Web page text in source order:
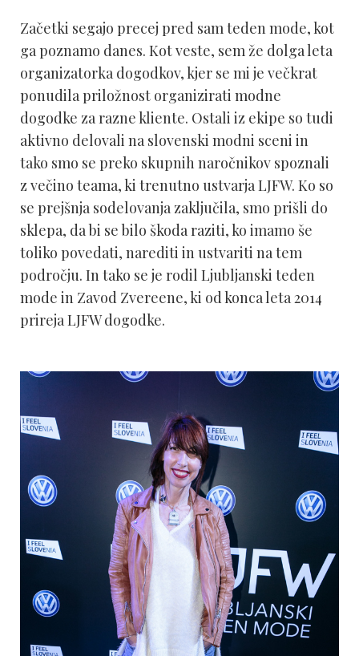
Začetki segajo precej pred sam teden mode, kot
ga poznamo danes. Kot veste, sem že dolga leta
organizatorka dogodkov, kjer se mi je večkrat
ponudila priložnost organizirati modne
dogodke za razne kliente. Ostali iz ekipe so tudi
aktivno delovali na slovenski modni sceni in
tako smo se preko skupnih naročnikov spoznali
z večino teama, ki trenutno ustvarja LJFW. Ko so
se prejšnja sodelovanja zaključila, smo prišli do
sklepa, da bi se bilo škoda raziti, ko imamo še
toliko povedati, narediti in ustvariti na tem
področju. In tako se je rodil Ljubljanski teden
mode in Zavod Zvereene, ki od konca leta 2014
prireja LJFW dogodke.